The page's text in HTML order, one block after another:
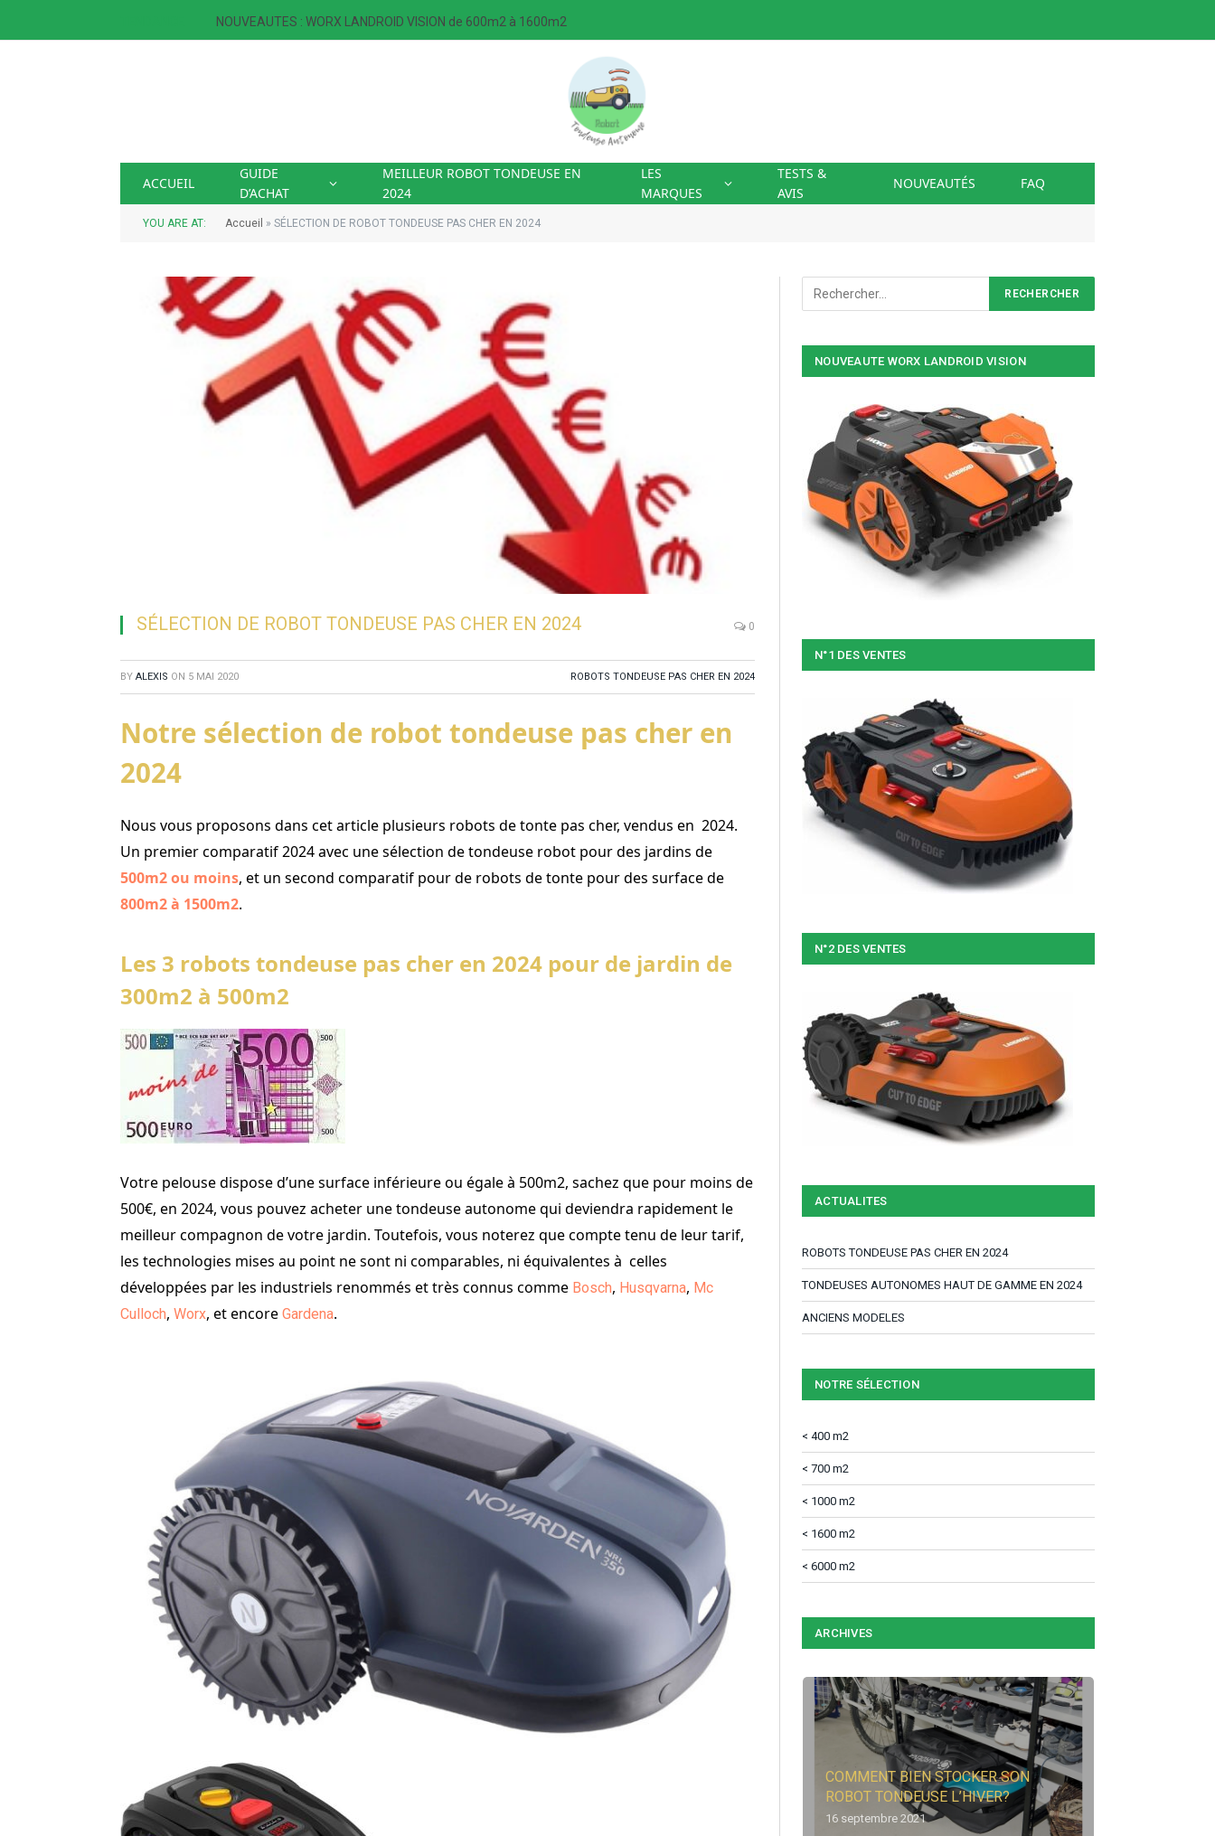
NOUVEAUTES : WORX LANDROID VISION de 600m2 à 1600m2
ACCUEIL
GUIDE
D’ACHAT
MEILLEUR ROBOT TONDEUSE EN
2024
LES
MARQUES
TESTS &
AVIS
NOUVEAUTÉS FAQ
YOU ARE AT: Accueil » SÉLECTION DE ROBOT TONDEUSE PAS CHER EN 2024
SÉLECTION DE ROBOT TONDEUSE PAS CHER EN 2024 0
BY ALEXIS ON 5 MAI 2020 ROBOTS TONDEUSE PAS CHER EN 2024
Notre sélection de robot tondeuse pas cher en
2024
Nous vous proposons dans cet article plusieurs robots de tonte pas cher, vendus en 2024.
Un premier comparatif 2024 avec une sélection de tondeuse robot pour des jardins de
500m2 ou moins, et un second comparatif pour de robots de tonte pour des surface de
800m2 à 1500m2.
Les 3 robots tondeuse pas cher en 2024 pour de jardin de
300m2 à 500m2
Votre pelouse dispose d’une surface inférieure ou égale à 500m2, sachez que pour moins de
500€, en 2024, vous pouvez acheter une tondeuse autonome qui deviendra rapidement le
meilleur compagnon de votre jardin. Toutefois, vous noterez que compte tenu de leur tarif,
les technologies mises au point ne sont ni comparables, ni équivalentes à celles
développées par les industriels renommés et très connus comme Bosch, Husqvarna, Mc
Culloch, Worx, et encore Gardena.
NOUVEAUTE WORX LANDROID VISION
N°1 DES VENTES
N°2 DES VENTES
ACTUALITES
ROBOTS TONDEUSE PAS CHER EN 2024
TONDEUSES AUTONOMES HAUT DE GAMME EN 2024
ANCIENS MODELES
NOTRE SÉLECTION
< 400 m2
< 700 m2
< 1000 m2
< 1600 m2
< 6000 m2
ARCHIVES
COMMENT BIEN STOCKER SON
ROBOT TONDEUSE L’HIVER?
16 septembre 2021